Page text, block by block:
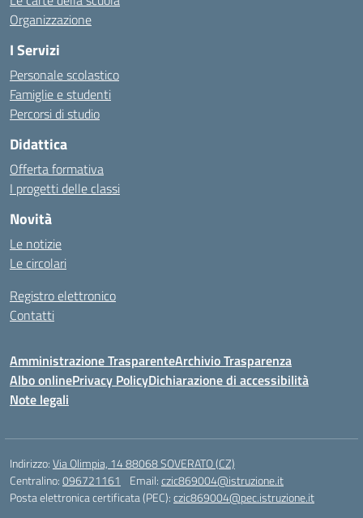
Organizzazione
I Servizi
Personale scolastico
Famiglie e studenti
Percorsi di studio
Didattica
Offerta formativa
I progetti delle classi
Novità
Le notizie
Le circolari
Registro elettronico
Contatti
Amministrazione TrasparenteArchivio Trasparenza
Albo onlinePrivacy PolicyDichiarazione di accessibilità
Note legali
Indirizzo:Via Olimpia, 14 88068 SOVERATO (CZ)
Centralino:096721161 Email:czic869004@istruzione.it
Posta elettronica certificata (PEC):czic869004@pec.istruzione.it